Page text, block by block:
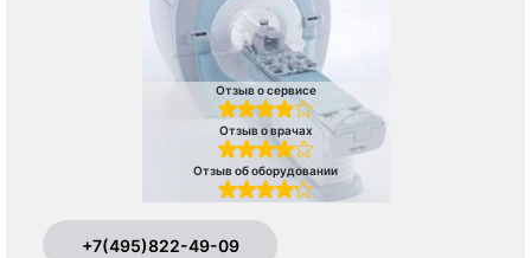
Отзыв о сервисе
Отзыв о врачах
Отзыв об оборудовании
+7(495)822-49-09